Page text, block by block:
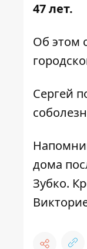
47 лет.
Об этом
Сергей
дома
Зубко.